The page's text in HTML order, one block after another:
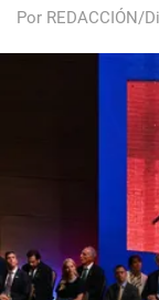
Por REDACCIÓN/